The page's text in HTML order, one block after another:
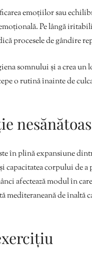
emoțiilor sau
Pe lângă
procesele de gândire
somnului și a crea un
o rutină înainte de
în plină expansiune
capacitatea corpului de
afectează modul în
mediteraneană de înaltă